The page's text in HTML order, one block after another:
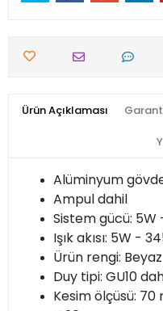
Ürün Açıklaması
Alüminyum
Ampul dahil
Sistem gücü:
Işık akısı: 5W -
Ürün rengi: Beyaz
Duy tipi: GU10
Kesim ölçüsü: 70